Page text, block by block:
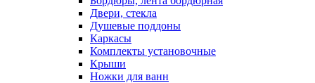
Двери, стекла
Душевые поддоны
Каркасы
Комплекты установочные
Крыши
Ножки для ванн